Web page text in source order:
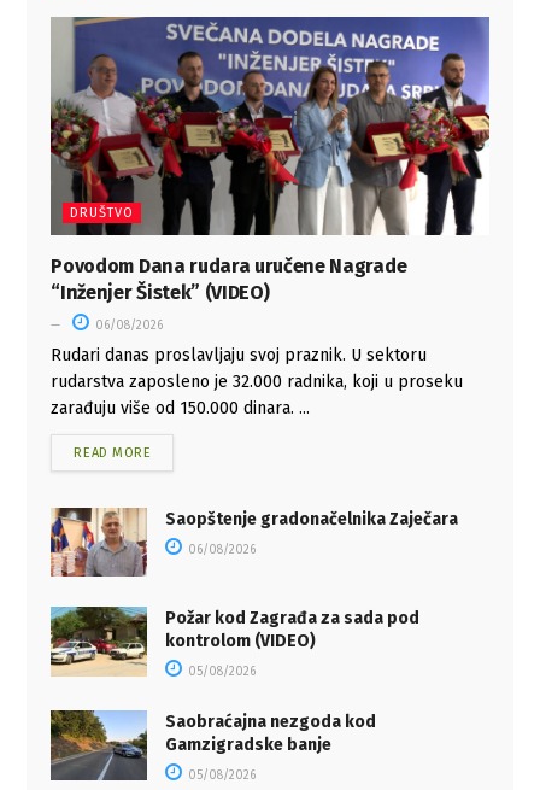
DRUŠTVO
Povodom Dana rudara uručene Nagrade
“Inženjer Šistek” (VIDEO)
06/08/2026
Rudari danas proslavljaju svoj praznik. U sektoru
rudarstva zaposleno je 32.000 radnika, koji u proseku
zarađuju više od 150.000 dinara. ...
READ MORE
Saopštenje gradonačelnika Zaječara
06/08/2026
Požar kod Zagrađa za sada pod
kontrolom (VIDEO)
05/08/2026
Saobraćajna nezgoda kod
Gamzigradske banje
05/08/2026